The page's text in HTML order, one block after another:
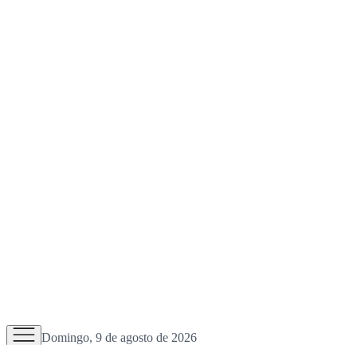
Domingo, 9 de agosto de 2026